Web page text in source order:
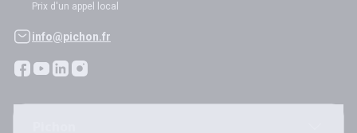
Prix d'un appel local
info@pichon.fr